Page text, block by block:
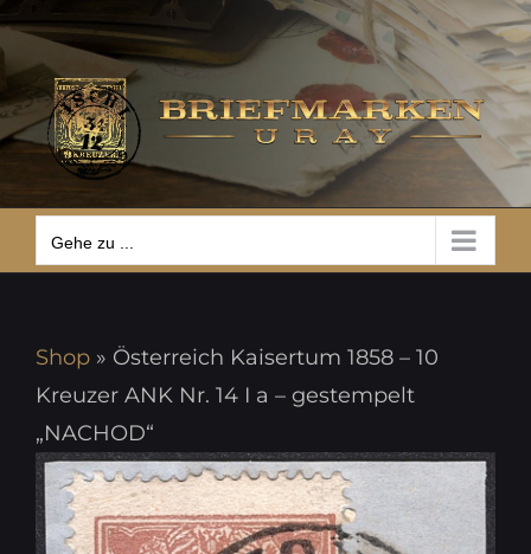
Zum
Inhalt
springen
Gehe zu ...
Gehe zu ...
Shop » Österreich Kaisertum 1858 – 10
Kreuzer ANK Nr. 14 I a – gestempelt
„NACHOD“